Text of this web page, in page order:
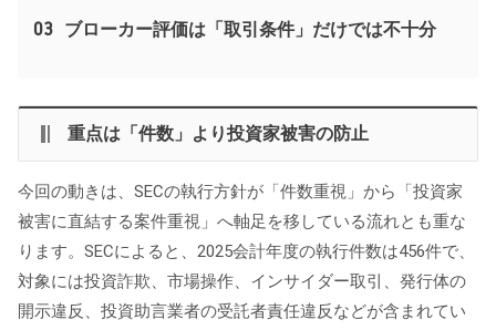
03 ブローカー評価は「取引条件」だけでは不十分
重点は「件数」より投資家被害の防止
今回の動きは、SECの執行方針が「件数重視」から「投資家
被害に直結する案件重視」へ軸足を移している流れとも重な
ります。SECによると、2025会計年度の執行件数は456件で、
対象には投資詐欺、市場操作、インサイダー取引、発行体の
開示違反、投資助言業者の受託者責任違反などが含まれてい